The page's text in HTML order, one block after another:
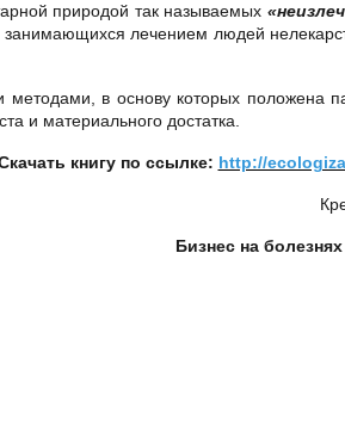
природой так называемых
занимающихся лечением людей
в основу которых
и материального достатка.
книгу по ссылке: http://
Бизнес на